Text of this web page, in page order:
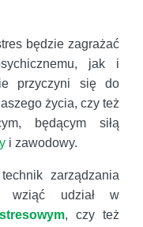
będzie zagrażać
jak i
przyczyni się do
życia, czy też
będącym siłą
i zawodowy.
zarządzania
wziąć udział w
, czy też